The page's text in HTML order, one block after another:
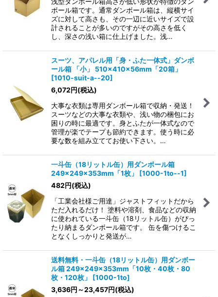
ボール箱です。通常ダンボール箱は、縦横サイ
ズに対して高さも、その一辺に近いサイズで設
計されることが多いのですがその高さを低く
し、深さの浅い箱に仕上げました。浅…
スーツ、アパレル用「身・ふた一体式」ダンボ
ール箱 「小」 510×410×56mm「20箱」
[1010-suit-a--20]
6,072円(税込)
大事な衣類は専用ダンボール箱で収納・発送！
スーツなどの大事な衣類や、浅い物の梱包にお
困りの時に最適です。身とふたが一体式なので
管理が楽でテープも節約できます。使う時に必
要な数を組み立ててお使い下さい。…
一斗缶（18リットル缶）用ダンボール箱
249×249×353mm「1枚」
[1000-1to--1]
482円(税込)
「工業会社様ご用達」ジャストフィットだから
ただ入れるだけ！ 塗料や溶剤、食品などの収納
に使われている一斗缶（18リットル缶）がぴっ
たり納まるダンボール箱です。 缶を傷つけるこ
となくしっかりと発送が…
送料無料・一斗缶（18リットル缶）用ダンボー
ル箱 249×249×353mm「10枚・40枚・80
枚・120枚」
[1000-1to]
3,636円 ～23,457円(税込)